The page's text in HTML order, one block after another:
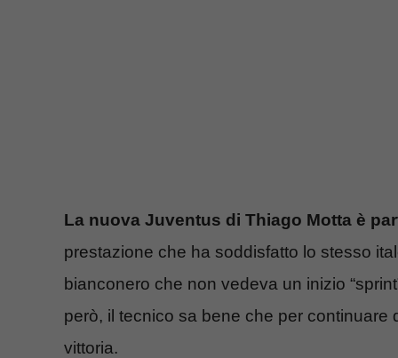
La nuova Juventus di Thiago Motta è
prestazione che ha soddisfatto lo stesso
bianconero che non vedeva un inizio
però, il tecnico sa bene che per continuare
vittoria.